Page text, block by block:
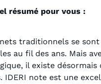
résumé pour vous :
traditionnels se sont
au fil des ans. Mais
il existe désormais
IDERI note est une